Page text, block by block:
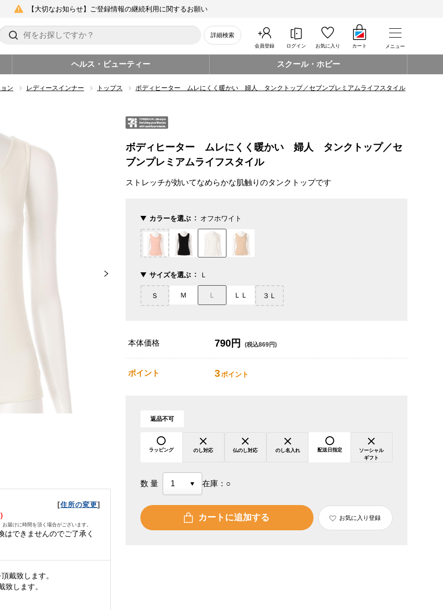
【大切なお知らせ】ご登録情報の継続利用に関するお願い
詳細検索
会員登録 ログイン お気に入り カート メニュー
ヘルス・ビューティー スクール・ホビー
ン レディースインナー トップス ボディヒーター ムレにくく暖かい 婦人 タンクトップ／セブンプレミアムライフスタイル
[住所の変更]
届けに時間を頂く場合がございます。
はできませんのでご了承く
戴致します。
致します。
ボディヒーター ムレにくく暖かい 婦人 タンクトップ／セ
ブンプレミアムライフスタイル
ストレッチが効いてなめらかな肌触りのタンクトップです
カラーを選ぶ オフホワイト
サイズを選ぶ Ｌ
Ｓ Ｍ Ｌ ＬＬ ３Ｌ
本体価格 790円 (税込869円)
ポイント 3ポイント
返品不可
ラッピング のし対応 仏のし対応 のし名入れ 配送日指定
ソーシャル
ギフト
数量 在庫： ○
カートに追加する お気に入り登録